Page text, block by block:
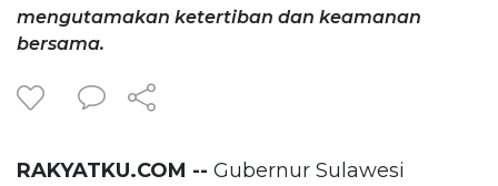
mengutamakan ketertiban dan keamanan
bersama.
RAKYATKU.COM -- Gubernur Sulawesi